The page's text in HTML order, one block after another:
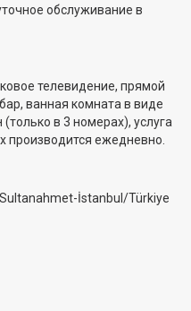
обслуживание в
телевидение, прямой
ванная комната в виде
в 3 номерах), услуга
производится ежедневно.
İstanbul/Türkiye